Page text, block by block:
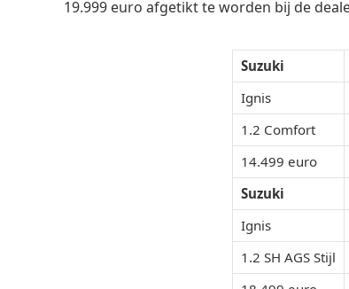
19.999 euro afgetikt te worden bij de
Suzuki
Ignis
1.2 Comfort
14.499 euro
Suzuki
Ignis
1.2 SH AGS Stijl